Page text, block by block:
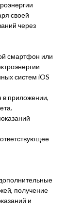
своей
через
смартфон или
систем iOS
в приложении,
получение
и